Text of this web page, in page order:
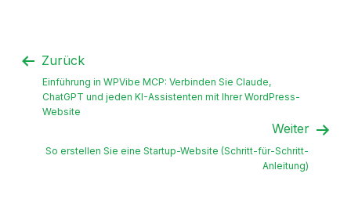
Zurück
Einführung in WPVibe MCP: Verbinden Sie Claude,
ChatGPT und jeden KI-Assistenten mit Ihrer WordPress-
Website
Weiter
So erstellen Sie eine Startup-Website (Schritt-für-Schritt-
Anleitung)